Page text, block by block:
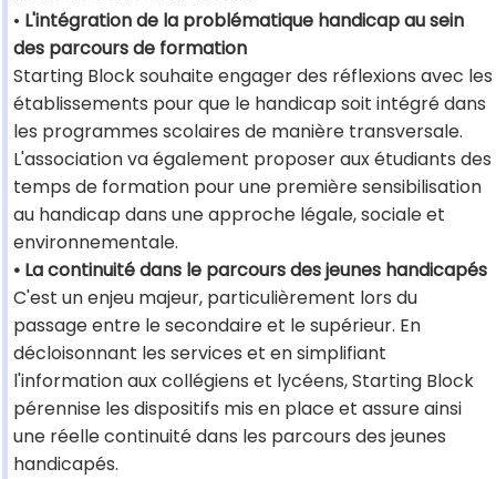
• L'intégration de la problématique handicap au sein
des parcours de formation
Starting Block souhaite engager des réflexions avec les
établissements pour que le handicap soit intégré dans
les programmes scolaires de manière transversale.
L'association va également proposer aux étudiants des
temps de formation pour une première sensibilisation
au handicap dans une approche légale, sociale et
environnementale.
• La continuité dans le parcours des jeunes handicapés
C'est un enjeu majeur, particulièrement lors du
passage entre le secondaire et le supérieur. En
décloisonnant les services et en simplifiant
l'information aux collégiens et lycéens, Starting Block
pérennise les dispositifs mis en place et assure ainsi
une réelle continuité dans les parcours des jeunes
handicapés.